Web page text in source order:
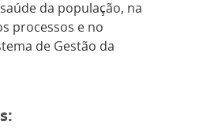
da população, na
processos e no
de Gestão da